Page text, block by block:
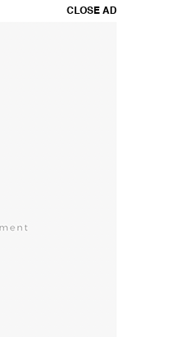
CLOSE AD